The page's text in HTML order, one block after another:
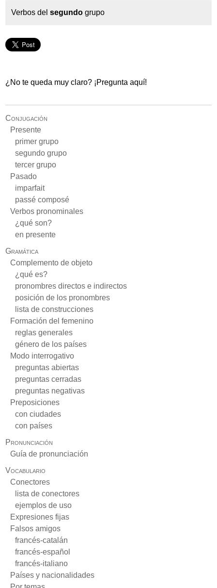
Verbos delsegundo grupo
¿No te queda muy claro? ¡Pregunta aquí!
Conjugación
Presente
primer grupo
segundo grupo
tercer grupo
Pasado
imparfait
passé composé
Verbos pronominales
¿qué son?
en presente
Gramática
Complemento de objeto
¿qué es?
pronombres directos e indirectos
posición de los pronombres
lista de construcciones
Formación del femenino
reglas generales
género de los países
Modo interrogativo
preguntas abiertas
preguntas cerradas
preguntas negativas
Preposiciones
con ciudades
con países
Pronunciación
Guía de pronunciación
Vocabulario
Conectores
lista de conectores
ejemplos de uso
Expresiones fijas
Falsos amigos
francés-catalán
francés-español
francés-italiano
Países y nacionalidades